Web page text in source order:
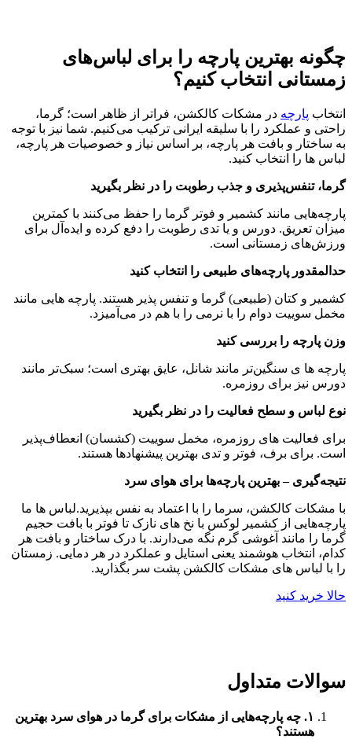
چگونه بهترین پارچه را برای لباس‌های
زمستانی‌ انتخاب کنیم؟
انتخاب پارچه در مشکات کالکشن، فراتر از ظاهر است؛ گرما،
راحتی و عملکرد را با سلیقه ایرانی ترکیب می‌کنیم. شما نیز با توجه
به ساختار و بافت هر پارچه، بر اساس نیاز و خصوصیات هر پارچه،
لباس ها را انتخاب کنید.
گرما، تنفس‌پذیری و جذب رطوبت را در نظر بگیرید
پارچه‌هایی مانند کشمیر و فوتر گرما را حفظ می‌کنند با کمترین
میزان تعریق. دورس و یا تدی رطوبت را دفع کرده و ایده‌آل برای
ورزش‌های زمستانی است.
حدالمقدور پارچه‌های طبیعی را انتخاب کنید
کشمیر و کتان (طبیعی) گرما و تنفس پذیر هستند. پارچه هایی مانند
مخمل سوییت دوام را با نرمی را با هم در می‌آمیزد.
وزن پارچه را بررسی کنید
پارچه ها ی سنگین‌تر مانند شانل، عایق بهتری است؛ سبک‌تر مانند
دورس نیز برای روزمره.
نوع لباس و سطح فعالیت را در نظر بگیرید
برای فعالیت های روزمره، مخمل سوییت (کشسان) انعطاف‌پذیر
است. برای برف، فوتر و تدی بهترین پیشنهادها هستند.
نتیجه‌گیری – بهترین پارچه‌ها برای هوای سرد
با مشکات کالکشن، سرما را با اعتماد به نفس بپذیرید.لباس ها ما
پارچه‌هایی از کشمیر لوکس با نخ های نازک تا فوتر با بافت حجیم
گرما را مانند آغوشی گرم نگه می‌دارند. با درک ساختار و بافت هر
کدام، انتخاب هوشمند یعنی استایل و عملکرد در هر دمایی. زمستان
را با لباس های مشکات کالکشن پشت سر بگذارید.
حالا خرید کنید
سوالات متداول
۱. چه پارچه‌هایی از مشکات برای گرما در هوای سرد بهترین
هستند؟